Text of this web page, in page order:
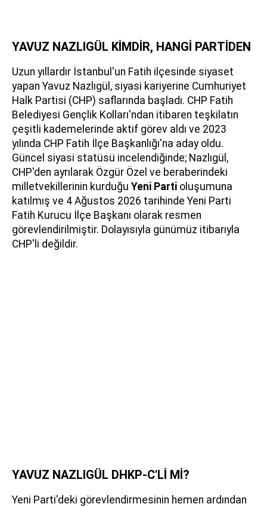
YAVUZ NAZLIGÜL KİMDİR, HANGİ PARTİDEN
Uzun yıllardır İstanbul'un Fatih ilçesinde siyaset
yapan Yavuz Nazlıgül, siyasi kariyerine Cumhuriyet
Halk Partisi (CHP) saflarında başladı. CHP Fatih
Belediyesi Gençlik Kolları'ndan itibaren teşkilatın
çeşitli kademelerinde aktif görev aldı ve 2023
yılında CHP Fatih İlçe Başkanlığı'na aday oldu.
Güncel siyasi statüsü incelendiğinde; Nazlıgül,
CHP'den ayrılarak Özgür Özel ve beraberindeki
milletvekillerinin kurduğu Yeni Parti oluşumuna
katılmış ve 4 Ağustos 2026 tarihinde Yeni Parti
Fatih Kurucu İlçe Başkanı olarak resmen
görevlendirilmiştir. Dolayısıyla günümüz itibarıyla
CHP'li değildir.
YAVUZ NAZLIGÜL DHKP-C'Lİ Mİ?
Yeni Parti'deki görevlendirmesinin hemen ardından